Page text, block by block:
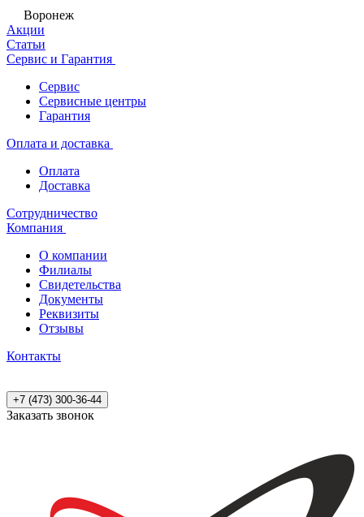
Воронеж
Акции
Статьи
Сервис и Гарантия
Сервис
Сервисные центры
Гарантия
Оплата и доставка
Оплата
Доставка
Сотрудничество
Компания
О компании
Филиалы
Свидетельства
Документы
Реквизиты
Отзывы
Контакты
+7 (473) 300-36-44
Заказать звонок